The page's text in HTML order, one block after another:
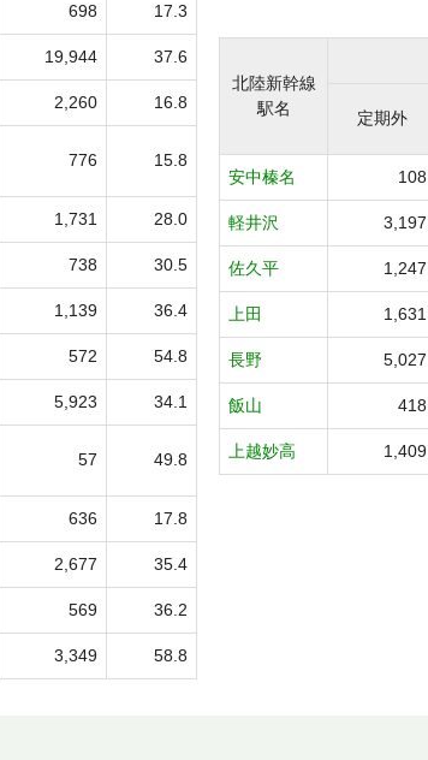
698 17.3
19,944 37.6
2,260 16.8
776 15.8
1,731 28.0
738 30.5
1,139 36.4
572 54.8
5,923 34.1
57 49.8
636 17.8
2,677 35.4
569 36.2
3,349 58.8
北陸新幹線
駅名
定期外
安中榛名 108
軽井沢 3,197
佐久平 1,247
上田 1,631
長野 5,027
飯山 418
上越妙高 1,409